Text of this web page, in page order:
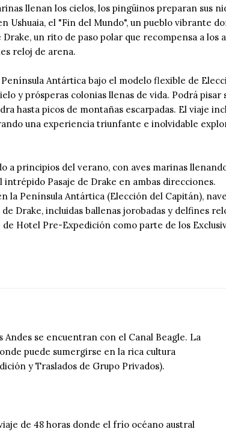
llenan los cielos, los pingüinos preparan sus
el "Fin del Mundo", un pueblo vibrante
un rito de paso polar que recompensa a
reloj de arena.
Antártica bajo el modelo flexible de
y prósperas colonias llenas de vida. Podrá
hasta picos de montañas escarpadas. El viaje
una experiencia triunfante e inolvidable
principios del verano, con aves marinas
Pasaje de Drake en ambas direcciones.
la Península Antártica (Elección del Capitán),
Drake, incluidas ballenas jorobadas y delfines
Hotel Pre-Expedición como parte de los
Andes se encuentran con el Canal Beagle. La
puede sumergirse en la rica cultura
y Traslados de Grupo Privados).
de 48 horas donde el frío océano austral